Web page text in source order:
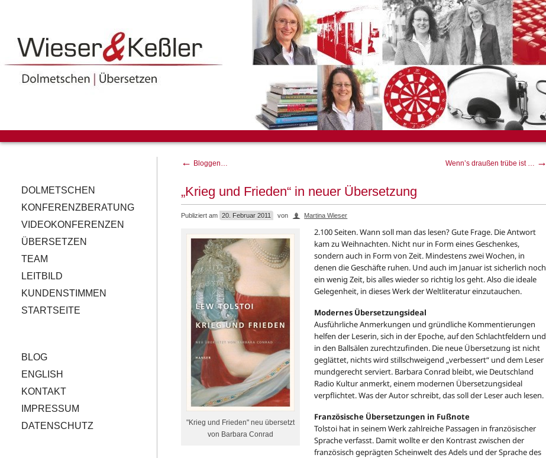
DOLMETSCHEN
KONFERENZBERATUNG
VIDEOKONFERENZEN
ÜBERSETZEN
TEAM
LEITBILD
KUNDENSTIMMEN
STARTSEITE
BLOG
ENGLISH
KONTAKT
IMPRESSUM
DATENSCHUTZ
← Bloggen… Wenn’s draußen trübe ist … →
„Krieg und Frieden“ in neuer Übersetzung
Publiziert am 20. Februar 2011 von Martina Wieser
"Krieg und Frieden" neu übersetzt
von Barbara Conrad
2.100 Seiten. Wann soll man das lesen? Gute Frage. Die Antwort
kam zu Weihnachten. Nicht nur in Form eines Geschenkes,
sondern auch in Form von Zeit. Mindestens zwei Wochen, in
denen die Geschäfte ruhen. Und auch im Januar ist sicherlich noch
ein wenig Zeit, bis alles wieder so richtig los geht. Also die ideale
Gelegenheit, in dieses Werk der Weltliteratur einzutauchen.
Modernes Übersetzungsideal
Ausführliche Anmerkungen und gründliche Kommentierungen
helfen der Leserin, sich in der Epoche, auf den Schlachtfeldern und
in den Ballsälen zurechtzufinden. Die neue Übersetzung ist nicht
geglättet, nichts wird stillschweigend „verbessert“ und dem Leser
mundgerecht serviert. Barbara Conrad bleibt, wie Deutschland
Radio Kultur anmerkt, einem modernen Übersetzungsideal
verpflichtet. Was der Autor schreibt, das soll der Leser auch lesen.
Französische Übersetzungen in Fußnote
Tolstoi hat in seinem Werk zahlreiche Passagen in französischer
Sprache verfasst. Damit wollte er den Kontrast zwischen der
französisch geprägten Scheinwelt des Adels und der Sprache des